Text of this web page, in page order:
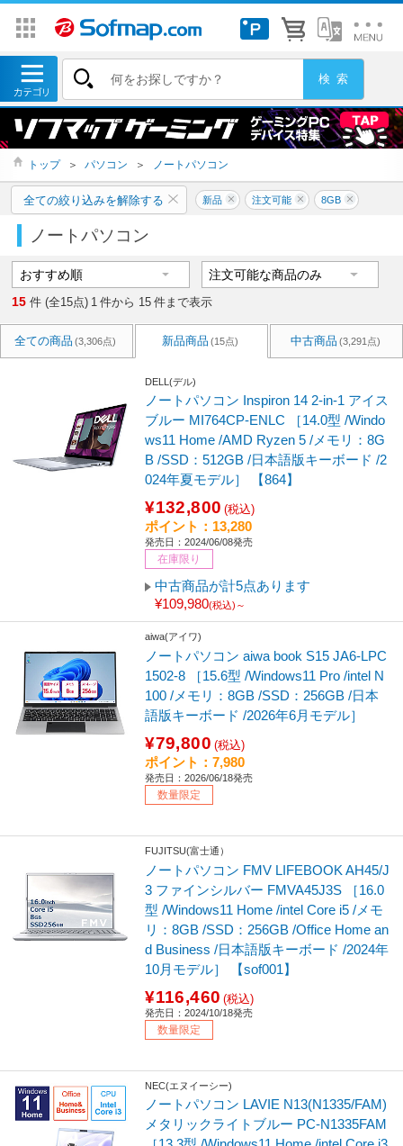
トップ ＞ パソコン ＞ ノートパソコン
全ての絞り込みを解除する 新品 注文可能 8GB
ノートパソコン
15 件 (全15点) 1 件から 15 件まで表示
全ての商品 (3,306点) 新品商品 (15点) 中古商品 (3,291点)
DELL(デル)
ノートパソコン Inspiron 14 2-in-1 アイス
ブルー MI764CP-ENLC ［14.0型 /Windo
ws11 Home /AMD Ryzen 5 /メモリ：8G
B /SSD：512GB /日本語版キーボード /2
024年夏モデル］ 【864】
¥132,800 (税込)
ポイント：13,280
発売日：2024/06/08発売
在庫限り
中古商品が計5点あります
¥109,980(税込)～
aiwa(アイワ)
ノートパソコン aiwa book S15 JA6-LPC
1502-8 ［15.6型 /Windows11 Pro /intel N
100 /メモリ：8GB /SSD：256GB /日本
語版キーボード /2026年6月モデル］
¥79,800 (税込)
ポイント：7,980
発売日：2026/06/18発売
数量限定
FUJITSU(富士通）
ノートパソコン FMV LIFEBOOK AH45/J
3 ファインシルバー FMVA45J3S ［16.0
型 /Windows11 Home /intel Core i5 /メモ
リ：8GB /SSD：256GB /Office Home an
d Business /日本語版キーボード /2024年
10月モデル］ 【sof001】
¥116,460 (税込)
発売日：2024/10/18発売
数量限定
NEC(エヌイーシー)
ノートパソコン LAVIE N13(N1335/FAM)
メタリックライトブルー PC-N1335FAM